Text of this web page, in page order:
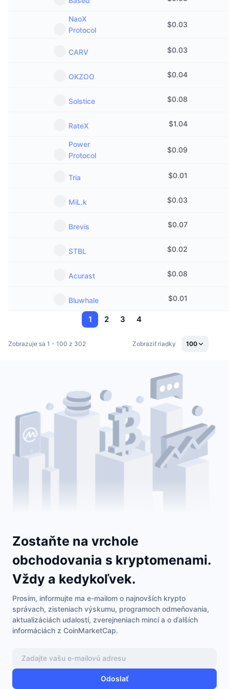
NaoX
Protocol
$0.03
CARV $0.03
OKZOO $0.04
Solstice $0.08
RateX $1.04
Power
Protocol
$0.09
Tria $0.01
MiL.k $0.03
Brevis $0.07
STBL $0.02
Acurast $0.08
Bluwhale $0.01
1 2 3 4
Zobrazuje sa 1 - 100 z 302 Zobraziť riadky 100
Zostaňte na vrchole
obchodovania s kryptomenami.
Vždy a kedykoľvek.
Prosím, informujte ma e-mailom o najnovších krypto
správach, zisteniach výskumu, programoch odmeňovania,
aktualizáciách udalostí, zverejneniach mincí a o ďalších
informáciách z CoinMarketCap.
Odoslať